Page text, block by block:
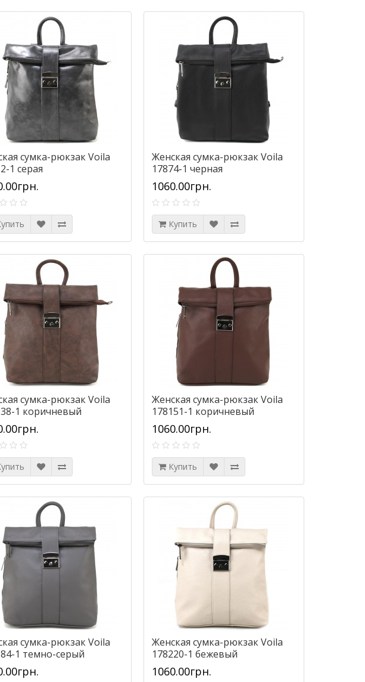
сумка-рюкзак Voila
1 серая
Женская сумка-рюкзак Voila
17874-1 черная
1060.00грн.
Купить
сумка-рюкзак Voila
1 коричневый
Женская сумка-рюкзак Voila
178151-1 коричневый
1060.00грн.
Купить
сумка-рюкзак Voila
1 темно-серый
Женская сумка-рюкзак Voila
178220-1 бежевый
1060.00грн.